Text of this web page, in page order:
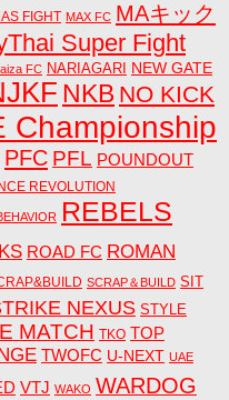
FIGHT MAX FC MAキック
Super Fight
FC NARIAGARI NEW GATE
NKB NO KICK
Championship
PFC PFL POUNDOUT
REVOLUTION
REBELS
ROAD FC ROMAN
SCRAP＆BUILD SIT
NEXUS STYLE
MATCH TKO TOP
TWOFC U-NEXT UAE
VTJ WAKO WARDOG